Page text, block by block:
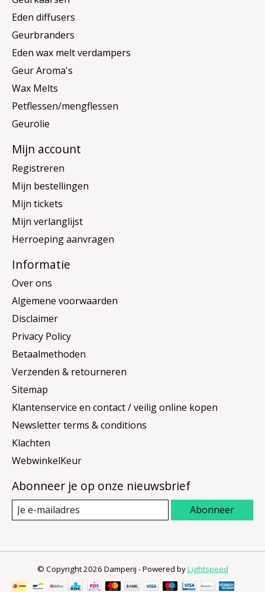
Eden diffusers
Geurbranders
Eden wax melt verdampers
Geur Aroma's
Wax Melts
Petflessen/mengflessen
Geurolie
Mijn account
Registreren
Mijn bestellingen
Mijn tickets
Mijn verlanglijst
Herroeping aanvragen
Informatie
Over ons
Algemene voorwaarden
Disclaimer
Privacy Policy
Betaalmethoden
Verzenden & retourneren
Sitemap
Klantenservice en contact / veilig online kopen
Newsletter terms & conditions
Klachten
WebwinkelKeur
Abonneer je op onze nieuwsbrief
Abonneer
© Copyright 2026 Damperij - Powered byLightspeed